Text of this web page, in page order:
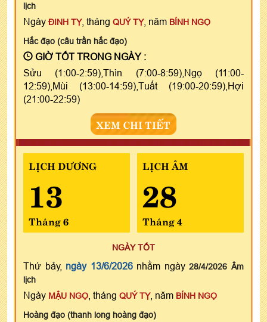
lịch
Ngày ĐINH TỴ, tháng QUÝ TỴ, năm BÍNH NGỌ
Hắc đạo (câu trần hắc đạo)
GIỜ TỐT TRONG NGÀY :
Sửu (1:00-2:59),Thìn (7:00-8:59),Ngọ (11:00-
12:59),Mùi (13:00-14:59),Tuất (19:00-20:59),Hợi
(21:00-22:59)
XEM CHI TIẾT
LỊCH DƯƠNG
13
Tháng 6
LỊCH ÂM
28
Tháng 4
NGÀY TỐT
Thứ bảy, ngày 13/6/2026nhằm ngày28/4/2026 Âm
lịch
Ngày MẬU NGỌ , tháng QUÝ TỴ, năm BÍNH NGỌ
Hoàng đạo (thanh long hoàng đạo)